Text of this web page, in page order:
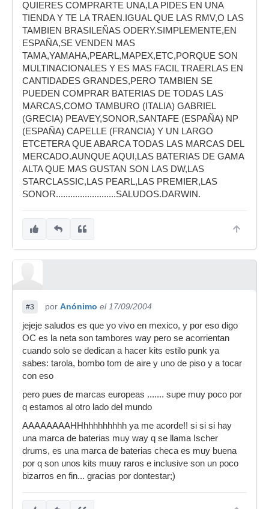
QUIERES COMPRARTE UNA,LA PIDES EN UNA
TIENDA Y TE LA TRAEN.IGUAL QUE LAS RMV,O LAS
TAMBIEN BRASILEÑAS ODERY.SIMPLEMENTE,EN
ESPAÑA,SE VENDEN MAS
TAMA,YAMAHA,PEARL,MAPEX,ETC,PORQUE SON
MULTINACIONALES Y ES MAS FACIL TRAERLAS EN
CANTIDADES GRANDES,PERO TAMBIEN SE
PUEDEN COMPRAR BATERIAS DE TODAS LAS
MARCAS,COMO TAMBURO (ITALIA) GABRIEL
(GRECIA) PEAVEY,SONOR,SANTAFE (ESPAÑA) NP
(ESPAÑA) CAPELLE (FRANCIA) Y UN LARGO
ETCETERA QUE ABARCA TODAS LAS MARCAS DEL
MERCADO.AUNQUE AQUI,LAS BATERIAS DE GAMA
ALTA QUE MAS GUSTAN SON LAS DW,LAS
STARCLASSIC,LAS PEARL,LAS PREMIER,LAS
SONOR.........................SALUDOS.DARWIN.
#3 por Anónimo el 17/09/2004
jejeje saludos es que yo vivo en mexico, y por eso digo
OC es la neta son tambores way pero se acorrientan
cuando solo se dedican a hacer kits estilo punk ya
sabes: tarola, bombo tom de aire y uno de piso y a tocar
con eso
pero pues de marcas europeas ....... supe muy poco por
q estamos al otro lado del mundo
AAAAAAAAHHhhhhhhhhh ya me acorde!! si si si hay
una marca de baterias muy way q se llama Ischer
drums, es una marca de baterias checa es muy buena
por q son unos kits muuy raros e inclusive son un poco
bizarros en fin... gracias por dontestar;)